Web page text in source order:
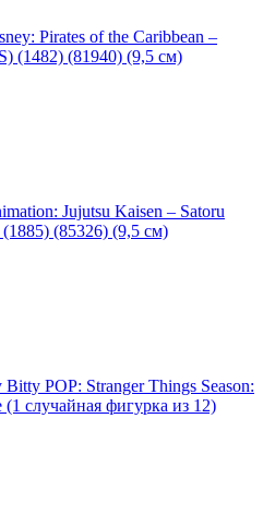
Pirates of the Caribbean –
(1482) (81940) (9,5 см)
Jujutsu Kaisen – Satoru
(85326) (9,5 см)
POP: Stranger Things Season:
случайная фигурка из 12)